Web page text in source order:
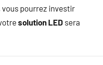
pourrez investir
solution LED sera